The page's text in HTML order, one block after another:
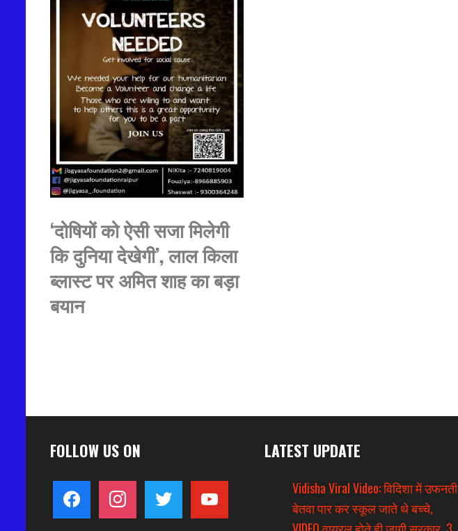
‘दोषियों को ऐसी सजा मिलेगी
कि दुनिया देखेगी’, लाल किला
ब्लास्ट पर अमित शाह का बड़ा
बयान
FOLLOW US ON
facebook instagram twitter youtube
LATEST UPDATE
Vidisha Viral Video: विदिशा में उफनती
बेतवा पार कर स्कूल जाते थे बच्चे,